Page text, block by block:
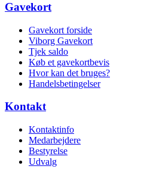
Gavekort
Gavekort forside
Viborg Gavekort
Tjek saldo
Køb et gavekortbevis
Hvor kan det bruges?
Handelsbetingelser
Kontakt
Kontaktinfo
Medarbejdere
Bestyrelse
Udvalg